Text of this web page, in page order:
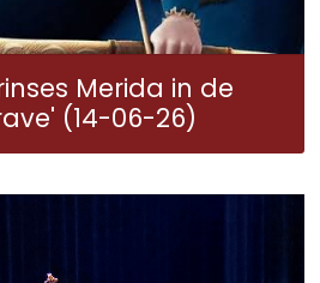
Merida in de
(14-06-26)